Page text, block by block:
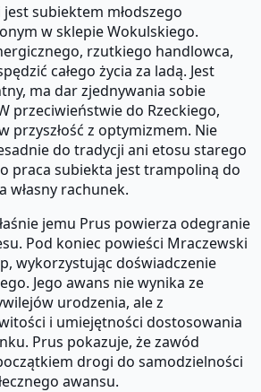
subiektem młodszego
w sklepie Wokulskiego.
rzutkiego handlowca,
całego życia za ladą. Jest
ma dar zjednywania sobie
przeciwieństwie do Rzeckiego,
przyszłość z optymizmem. Nie
do tradycji ani etosu starego
praca subiekta jest trampoliną do
własny rachunek.
jemu Prus powierza odegranie
Pod koniec powieści Mraczewski
wykorzystując doświadczenie
Jego awans nie wynika ze
urodzenia, ale z
i umiejętności dostosowania
Prus pokazuje, że zawód
drogi do samodzielności
awansu.